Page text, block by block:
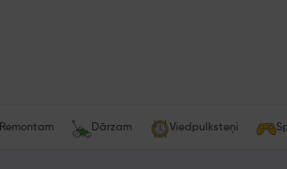
Remontam Dārzam Viedpulksteņi